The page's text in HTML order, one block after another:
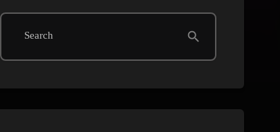
Search search